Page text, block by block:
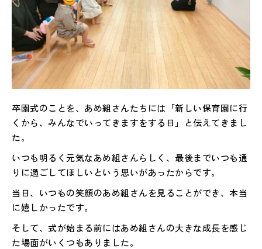
卒園式のことを、あめ組さんたちには「新しい保育園に行
くから、みんなでいってきますをする日」と伝えてきまし
た。
いつも明るく元気なあめ組さんらしく、最後までいつも通
りに過ごしてほしいという思いがあったからです。
当日、いつもの笑顔のあめ組さんを見ることができ、本当
に嬉しかったです。
そして、式が始まる前にはあめ組さんの大きな成長を感じ
た場面がいくつもありました。